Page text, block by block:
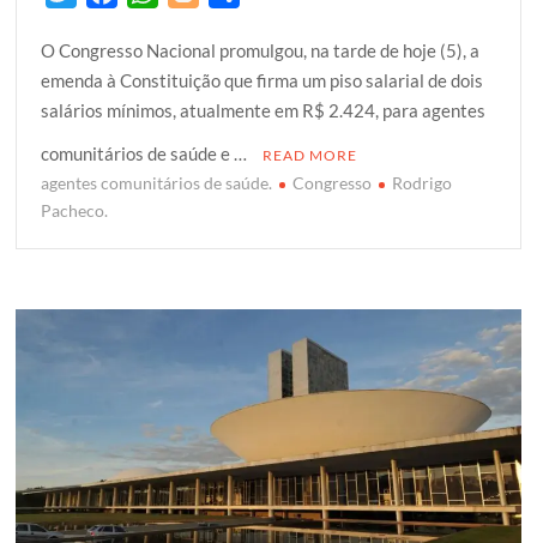
i
t
t
e
r
c
e
b
o
o
a
t
s
A
p
o
g
g
e
r
a
r
e
O Congresso Nacional promulgou, na tarde de hoje (5), a
emenda à Constituição que firma um piso salarial de dois
salários mínimos, atualmente em R$ 2.424, para agentes
comunitários de saúde e …
READ MORE
agentes comunitários de saúde. Congresso
Rodrigo
Pacheco.